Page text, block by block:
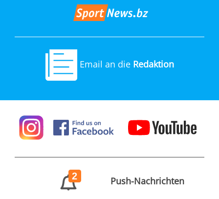
Email an die Redaktion
2 Push-Nachrichten